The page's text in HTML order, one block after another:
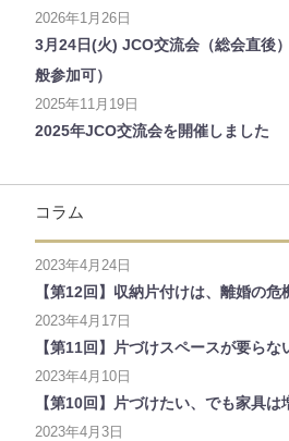
2026年1月26日
3月24日(火) JCO交流会（総会直後
般参加可）
2025年11月19日
2025年JCO交流会を開催しました
コラム
2023年4月24日
【第12回】収納片付けは、離婚の危
2023年4月17日
【第11回】片づけスペースが要ら
2023年4月10日
【第10回】片づけたい、でも家具は
2023年4月3日